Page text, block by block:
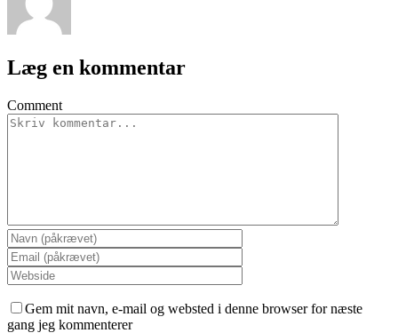
Læg en kommentar
Comment
Gem mit navn, e-mail og websted i denne browser for næste
gang jeg kommenterer